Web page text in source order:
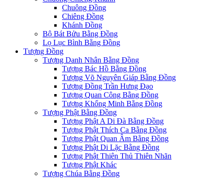
Chuông Đồng
Chiêng Đồng
Khánh Đồng
Bộ Bát Bửu Bằng Đồng
Lọ Lục Bình Bằng Đồng
Tượng Đồng
Tượng Danh Nhân Bằng Đồng
Tượng Bác Hồ Bằng Đồng
Tượng Võ Nguyên Giáp Bằng Đồng
Tượng Đồng Trần Hưng Đạo
Tượng Quan Công Bằng Đồng
Tượng Khổng Minh Bằng Đồng
Tượng Phật Bằng Đồng
Tượng Phật A Di Đà Bằng Đồng
Tượng Phật Thích Ca Bằng Đồng
Tượng Phật Quan Âm Bằng Đồng
Tượng Phật Di Lặc Bằng Đồng
Tượng Phật Thiên Thủ Thiên Nhãn
Tượng Phật Khác
Tượng Chúa Bằng Đồng